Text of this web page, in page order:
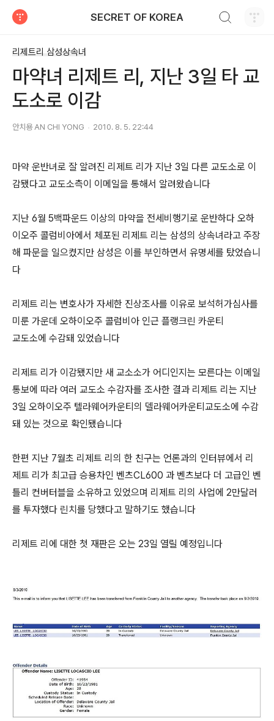
SECRET OF KOREA
리제트리 삼성상속녀
마약녀 리제트 리, 지난 3일 타 교
도소로 이감
안치용 AN CHI YONG 2010. 8. 5. 22:44
마약 운반녀로 잘 알려진 리제트 리가 지난 3일 다른 교도소로 이
감됐다고 교도소측이 이메일을 통해서 알려왔습니다
지난 6월 5백파운드 이상의 마약을 전세비행기로 운반하다 오하
이오주 콜럼비아에서 체포된 리제트 리는 삼성의 상속녀라고 주장
해 파문을 일으켰지만 삼성은 이를 부인하면서 유명세를 탔었습니
다
리제트 리는 변호사가 자세한 진상조사를 이유로 보석허가심사를
미룬 가운데 오하이오주 콜럼비아 인근 플랭크린 카운티
교도소에 수감돼 있었습니다
리제트 리가 이감됐지만 새 교소소가 어디인지는 모른다는 이메일
통보에 따라 여러 교도소 수감자를 조사한 결과 리제트 리는 지난
3일 오하이오주 텔라웨어카운티의 델라웨어카운티교도소에 수감
돼 있는 것으로 확인됐습니다
한편 지난 7월초 리제트 리의 한 친구는 언론과의 인터뷰에서 리
제트 리가 최고급 승용차인 벤츠CL600 과 벤츠보다 더 고급인 벤
틀리 컨버터블을 소유하고 있었으며 리제트 리의 사업에 2만달러
를 투자했다 린치를 당했다고 말하기도 했습니다
리제트 리에 대한 첫 재판은 오는 23일 열릴 예정입니다